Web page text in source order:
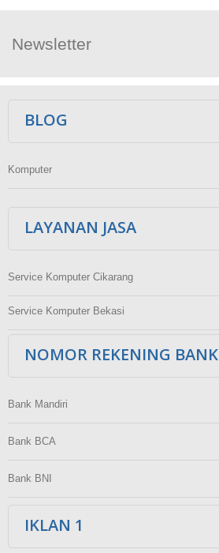
Newsletter
BLOG
Komputer
LAYANAN JASA
Service Komputer Cikarang
Service Komputer Bekasi
NOMOR REKENING BANK
Bank Mandiri
Bank BCA
Bank BNI
IKLAN 1